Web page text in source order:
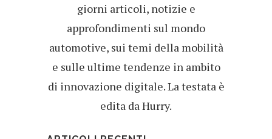
giorni articoli, notizie e
approfondimenti sul mondo
automotive, sui temi della mobilità
e sulle ultime tendenze in ambito
di innovazione digitale. La testata è
edita da Hurry.